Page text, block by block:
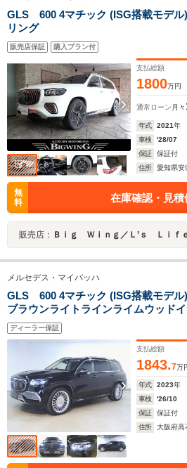
GLS 600 4マチック (ISG搭載モデ
リング
販売店保証 購入プラン付
支払総額
1800万円
通常ローン 月々
年式 2021年
車検
'28/07
保証
保証付
住所
愛知県安
無
料
在庫確認・見積
販売店： Ｂｉｇ Ｗｉｎｇ／Ｌ’ｓ Ｌｉｆ
メルセデス・マイバッハ
GLS 600 4マチック (ISG搭載モデ
ブラウンライトラインライムウッド
ディーラー保証
支払総額
1843.7万
年式 2023年
車検
'26/10
保証
保証付
住所
大阪府高